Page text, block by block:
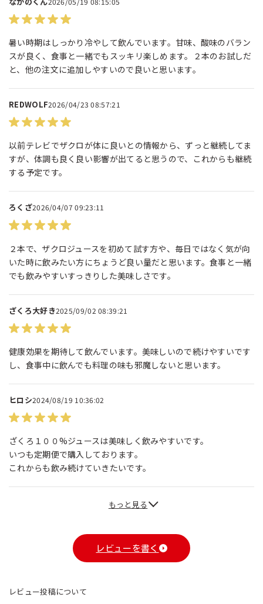
暑い時期はしっかり冷やして飲んでいます。甘味、酸味のバラン
スが良く、食事と一緒でもスッキリ楽しめます。２本のお試しだ
と、他の注文に追加しやすいので良いと思います。
REDWOLF2026/04/23 08:57:21
以前テレビでザクロが体に良いとの情報から、ずっと継続してま
すが、体調も良く良い影響が出てると思うので、これからも継続
する予定です。
ろくざ2026/04/07 09:23:11
２本で、ザクロジュースを初めて試す方や、毎日ではなく気が向
いた時に飲みたい方にちょうど良い量だと思います。食事と一緒
でも飲みやすいすっきりした美味しさです。
ざくろ大好き2025/09/02 08:39:21
健康効果を期待して飲んでいます。美味しいので続けやすいです
し、食事中に飲んでも料理の味も邪魔しないと思います。
ヒロシ2024/08/19 10:36:02
ざくろ１００%ジュースは美味しく飲みやすいです。
いつも定期便で購入しております。
これからも飲み続けていきたいです。
もっと見る
レビューを書く
レビュー投稿について